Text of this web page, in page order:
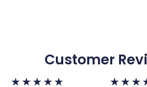
Customer
★ ★ ★ ★ ★ Waardering
★ ★ ★